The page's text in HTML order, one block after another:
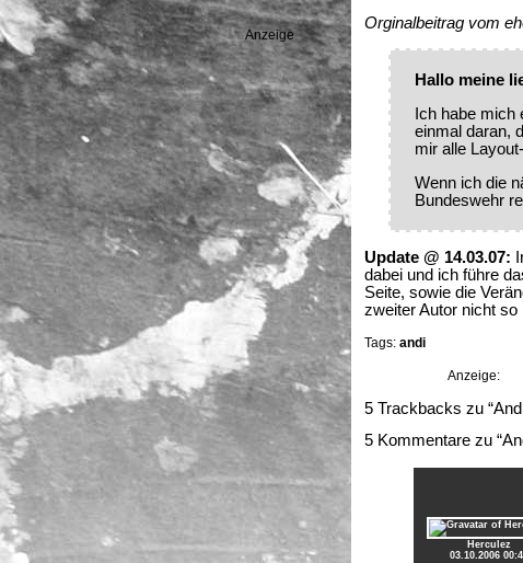
Anzeige
Orginalbeitrag vom
Hallo meine
Ich habe
einmal daran,
mir alle
Wenn ich die
Bundeswehr
Update @ 14.03.07:
dabei und ich führe
Seite, sowie die
zweiter Autor nicht
Tags:andi
Anzeige:
5 Trackbacks zu
5 Kommentare zu
Herculez
03.10.2006